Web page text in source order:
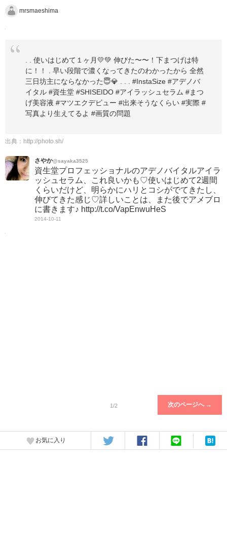
mrsmaeshima
. . 使いはじめて１ヶ月💛💚 伸びた〜〜！下まつげは特
に！！ . 早い段階で濃くなってきたのわかったから 全然
三日坊主にならなかった😇💎 . . . #InstaSize #アデノバ
イタル #資生堂 #SHISEIDO #アイラッシュセラム #まつ
げ美容液 #マツエクデビュー #出来そうなくらい #実際 #
写真より生えてるよ #画質の問題
出典： http://photo.sh/
さやか@sayaka3525
資生堂プロフェッショナルのアデノバイタルアイラ
ッシュセラム、これ良いかも♡使いはじめて2週間
くらいだけど、明らかにハリとコシがでてきたし、
伸びてきた感じ♡詳しいことは、また後でアメブロ
に書きます♪ http://t.co/VapEnwuHeS
2014-10-11
1/2 次のページへ →
お気に入り